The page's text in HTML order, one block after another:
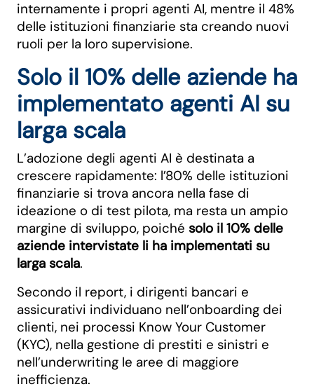
internamente i propri agenti AI, mentre il 48%
delle istituzioni finanziarie sta creando nuovi
ruoli per la loro supervisione.
Solo il 10% delle aziende ha
implementato agenti AI su
larga scala
L’adozione degli agenti AI è destinata a
crescere rapidamente: l’80% delle istituzioni
finanziarie si trova ancora nella fase di
ideazione o di test pilota, ma resta un ampio
margine di sviluppo, poiché solo il 10% delle
aziende intervistate li ha implementati su
larga scala.
Secondo il report, i dirigenti bancari e
assicurativi individuano nell’onboarding dei
clienti, nei processi Know Your Customer
(KYC), nella gestione di prestiti e sinistri e
nell’underwriting le aree di maggiore
inefficienza.